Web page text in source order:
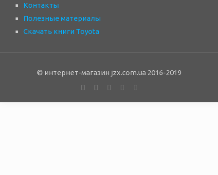
Контакты
Полезные материалы
Скачать книги Toyota
© интернет-магазин jzx.com.ua 2016-2019